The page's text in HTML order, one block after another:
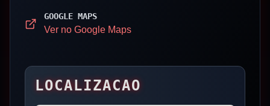
GOOGLE MAPS
Ver no Google Maps
LOCALIZACAO